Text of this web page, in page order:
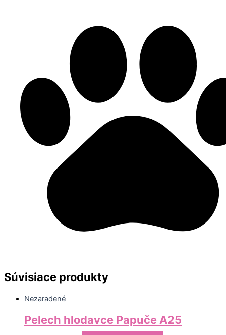
Súvisiace produkty
Nezaradené
Pelech hlodavce Papuče A25